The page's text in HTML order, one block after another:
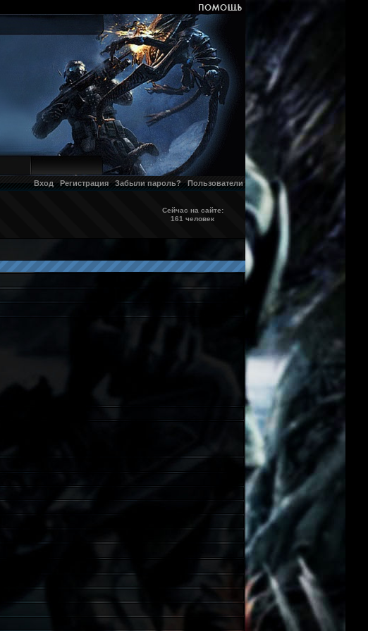
Вход Регистрация Забыли пароль? Пользователи
Сейчас на сайте:
161 человек